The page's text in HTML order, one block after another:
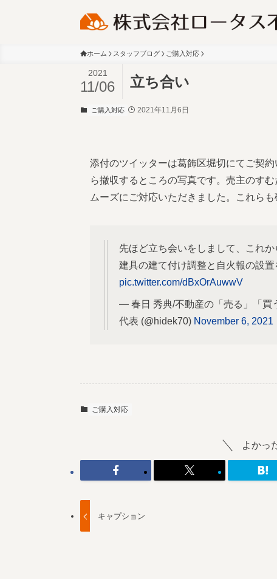
ホーム スタッフブログ ご購入対応
立ち合い
2021
11/06
ご購入対応 2021年11月6日
添付のツイッターは葛飾区堀切にてご契
ら撤収するところの写真です。売主のす
ムーズにご対応いただきました。これらも
先ほど立ち会いをしまして、これ
建具の建て付け調整と自火報の設
pic.twitter.com/dBxOrAuwwV
— 春日 秀典/不動産の「売る」「買
代表 (@hidek70) November 6, 2021
ご購入対応
よかっ
キャプション